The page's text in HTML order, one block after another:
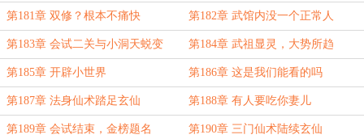
第181章 双修？根本不痛快 第182章 武馆内没一个正常人
第183章 会试二关与小洞天蜕变 第184章 武祖显灵，大势所趋
第185章 开辟小世界 第186章 这是我们能看的吗
第187章 法身仙术踏足玄仙 第188章 有人要吃你妻儿
第189章 会试结束，金榜题名 第190章 三门仙术陆续玄仙